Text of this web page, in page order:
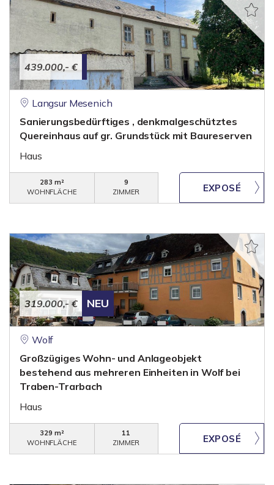
439.000,- €
Langsur Mesenich
Sanierungsbedürftiges , denkmalgeschütztes
Quereinhaus auf gr. Grundstück mit Baureserven
Haus
283 m²
WOHNFLÄCHE
9
ZIMMER
319.000,- € NEU
Wolf
Großzügiges Wohn- und Anlageobjekt
bestehend aus mehreren Einheiten in Wolf bei
Traben-Trarbach
Haus
329 m²
WOHNFLÄCHE
11
ZIMMER